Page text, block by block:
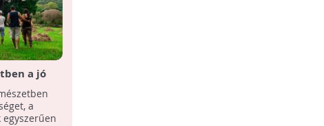
a jó
feltétele
a
egyszerűen